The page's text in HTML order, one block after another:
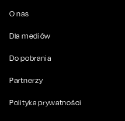
O nas
Dla mediów
Do pobrania
Partnerzy
Polityka prywatności